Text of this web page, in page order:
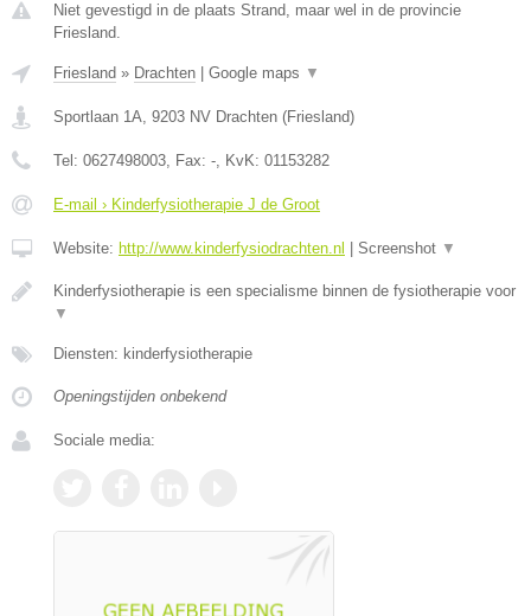
Niet gevestigd in de plaats Strand, maar wel in de provincie
Friesland.
Friesland » Drachten Google maps ▼
Sportlaan 1A, 9203 NV Drachten (Friesland)
Tel: 0627498003, Fax: -, KvK: 01153282
E-mail › Kinderfysiotherapie J de Groot
Website: http://www.kinderfysiodrachten.nl Screenshot ▼
Kinderfysiotherapie is een specialisme binnen de fysiotherapie voor
▼
Diensten: kinderfysiotherapie
Openingstijden onbekend
Sociale media: